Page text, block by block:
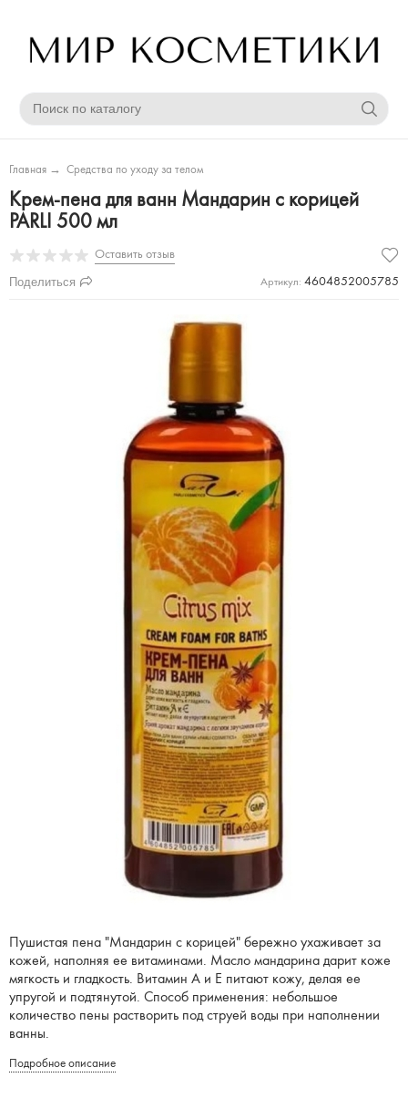
Главная → Средства по уходу за телом
Крем-пена для ванн Мандарин с корицей
PARLI 500 мл
Оставить отзыв
Поделиться Артикул: 4604852005785
Пушистая пена "Мандарин с корицей" бережно ухаживает за
кожей, наполняя ее витаминами. Масло мандарина дарит коже
мягкость и гладкость. Витамин А и Е питают кожу, делая ее
упругой и подтянутой. Способ применения: небольшое
количество пены растворить под струей воды при наполнении
ванны.
Подробное описание